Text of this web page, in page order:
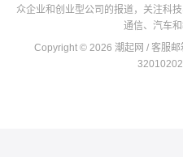
众企业和创业型公司的报道，关注科
通信、汽车和
Copyright © 2026 潮起网 / 客服邮